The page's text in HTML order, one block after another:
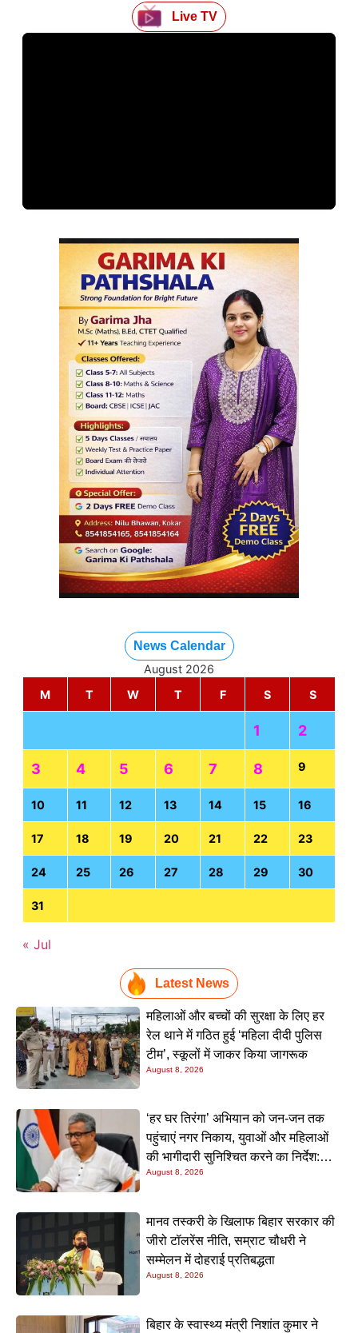
Live TV
News Calendar
August 2026
M
T W T F S S
1 2
3 4 5 6 7 8 9
10 11 12 13 14 15 16
17 18 19 20 21 22 23
24 25 26 27 28 29 30
31
« Jul
Latest News
महिलाओं और बच्चों की सुरक्षा के लिए हर
रेल थाने में गठित हुई ‘महिला दीदी पुलिस
टीम’, स्कूलों में जाकर किया जागरूक
August 8, 2026
‘हर घर तिरंगा’ अभियान को जन-जन तक
पहुंचाएं नगर निकाय, युवाओं और महिलाओं
की भागीदारी सुनिश्चित करने का निर्देश:
नीतीश मिश्रा
August 8, 2026
मानव तस्करी के खिलाफ बिहार सरकार की
जीरो टॉलरेंस नीति, सम्राट चौधरी ने
सम्मेलन में दोहराई प्रतिबद्धता
August 8, 2026
बिहार के स्वास्थ्य मंत्री निशांत कुमार ने